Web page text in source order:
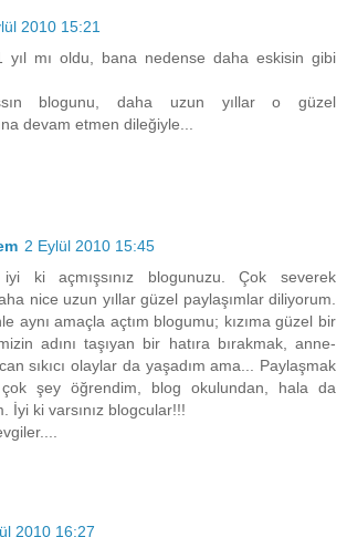
2010 15:21
yıl mı oldu, bana nedense daha eskisin gibi
blogunu, daha uzun yıllar o güzel
devam etmen dileğiyle...
2 Eylül 2010 15:45
ki açmışsınız blogunuzu. Çok severek
nice uzun yıllar güzel paylaşımlar diliyorum.
aynı amaçla açtım blogumu; kızıma güzel bir
adını taşıyan bir hatıra bırakmak, anne-
sıkıcı olaylar da yaşadım ama... Paylaşmak
şey öğrendim, blog okulundan, hala da
İyi ki varsınız blogcular!!!
2010 16:27